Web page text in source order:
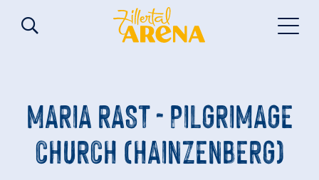
MARIA RAST - PILGRIMAGE
CHURCH (HAINZENBERG)